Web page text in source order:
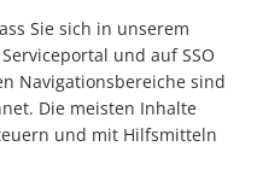
Sie sich in unserem
und auf SSO
Navigationsbereiche sind
Die meisten Inhalte
und mit Hilfsmitteln